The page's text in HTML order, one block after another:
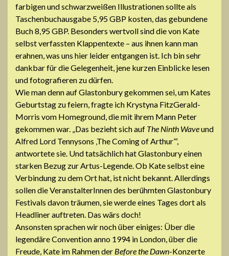
farbigen und schwarzweißen Illustrationen sollte als
Taschenbuchausgabe 5,95 GBP kosten, das gebundene
Buch 8,95 GBP. Besonders wertvoll sind die von Kate
selbst verfassten Klappentexte – aus ihnen kann man
erahnen, was uns hier leider entgangen ist. Ich bin sehr
dankbar für die Gelegenheit, jene kurzen Einblicke lesen
und fotografieren zu dürfen.
Wie man denn auf Glastonbury gekommen sei, um Kates
Geburtstag zu feiern, fragte ich Krystyna FitzGerald-
Morris vom Homeground, die mit ihrem Mann Peter
gekommen war. „Das bezieht sich auf The Ninth Waveund
Alfred Lord Tennysons ‚The Coming of Arthur’“,
antwortete sie. Und tatsächlich hat Glastonbury einen
starken Bezug zur Artus-Legende. Ob Kate selbst eine
Verbindung zu dem Ort hat, ist nicht bekannt. Allerdings
sollen die VeranstalterInnen des berühmten Glastonbury
Festivals davon träumen, sie werde eines Tages dort als
Headliner auftreten. Das wärs doch!
Ansonsten sprachen wir noch über einiges: Über die
legendäre Convention anno 1994 in London, über die
Freude, Kate im Rahmen der Before the Dawn-Konzerte